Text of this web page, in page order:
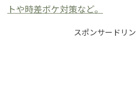
トや時差ボケ対策など。
スポンサードリ